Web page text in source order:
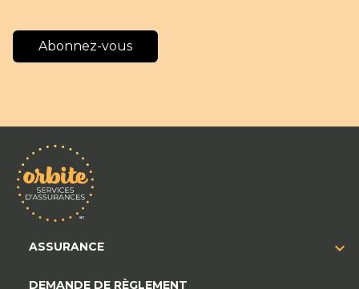
Abonnez-vous
ASSURANCE
DEMANDE DE RÈGLEMENT